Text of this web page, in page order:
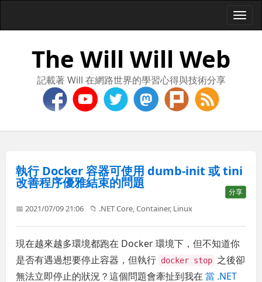
The Will Will Web
記載著 Will 在網路世界的學習心得與技術分享
執行 Docker 容器可使用 dumb-init 或 tini
改善程序優雅結束的問題
分享
📅 2021/07/09 21:06 📁 .NET Core ,Container, Linux
現在越來越多環境都跑在 Docker 環境下，但不知道你
是否有遇過想要停止容器，但執行 docker stop 之後卻
無法立即停止的狀況？這個問題會牽扯到我在當 .NET